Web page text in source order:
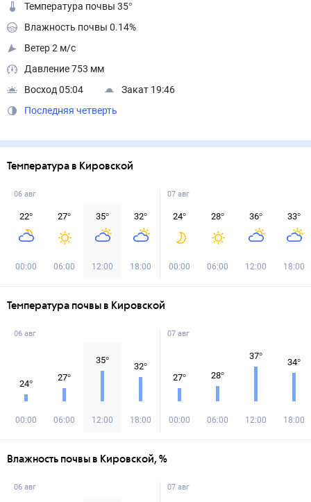
Температура почвы 35°
Влажность почвы 0.14%
Ветер 2 м/с
Давление 753 мм
Восход 05:04
Закат 19:46
Последняя четверть
Температура в Кировской
06 авг
22°
00:00
27°
06:00
35°
12:00
32°
18:00
07 авг
24°
00:00
28°
06:00
36°
12:00
33°
18:00
Температура почвы в Кировской
06 авг
24°
00:00
27°
06:00
35°
12:00
32°
18:00
07 авг
27°
00:00
28°
06:00
37°
12:00
34°
18:00
Влажность почвы в Кировской, %
06 авг 07 авг